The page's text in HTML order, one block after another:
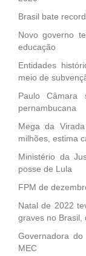
Brasil bate
Novo governo
educação
Entidades
meio de
Paulo Câmara
pernambucana
Mega da
milhões, estima
Ministério da
posse de Lula
FPM de
Natal de 2022
graves no Brasil,
Governadora
MEC